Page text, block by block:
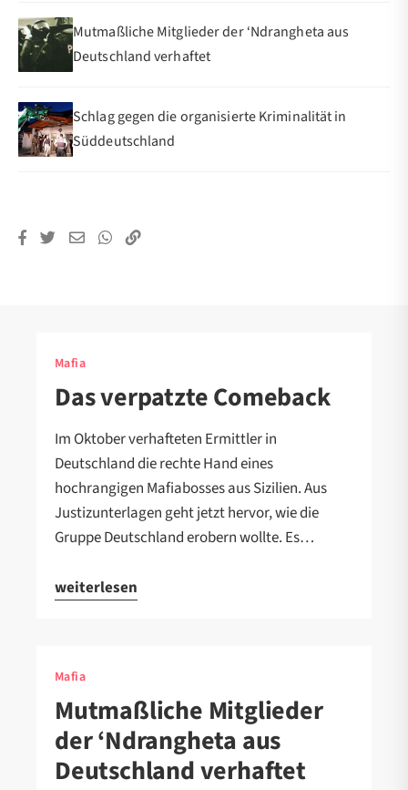
Mutmaßliche Mitglieder der ‘Ndrangheta aus
Deutschland verhaftet
Schlag gegen die organisierte Kriminalität in
Süddeutschland
Mafia
Das verpatzte Comeback
Im Oktober verhafteten Ermittler in
Deutschland die rechte Hand eines
hochrangigen Mafiabosses aus Sizilien. Aus
Justizunterlagen geht jetzt hervor, wie die
Gruppe Deutschland erobern wollte. Es…
weiterlesen
Mafia
Mutmaßliche Mitglieder
der ‘Ndrangheta aus
Deutschland verhaftet